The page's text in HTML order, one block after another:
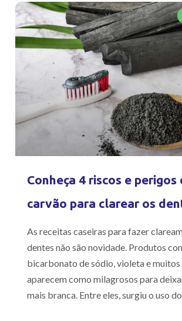
Conheça 4 riscos e perigos
carvão para clarear os
As receitas caseiras para fazer
dentes não são novidade. Produtos
bicarbonato de sódio, violeta e
aparecem como milagrosos para
mais branca. Entre eles, surgiu o uso do